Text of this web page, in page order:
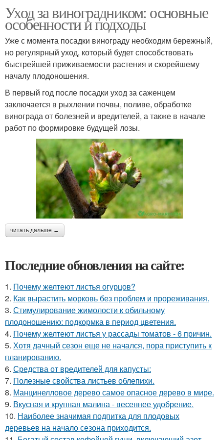
Уход за виноградником: основные
особенности и подходы
Уже с момента посадки винограду необходим бережный,
но регулярный уход, который будет способствовать
быстрейшей приживаемости растения и скорейшему
началу плодоношения.
В первый год после посадки уход за саженцем
заключается в рыхлении почвы, поливе, обработке
винограда от болезней и вредителей, а также в начале
работ по формировке будущей лозы.
читать дальше →
Последние обновления на сайте:
1. Почему желтеют листья огурцов?
2. Как вырастить морковь без проблем и прореживания.
3. Стимулирование жимолости к обильному
плодоношению: подкормка в период цветения.
4. Почему желтеют листья у рассады томатов - 6 причин.
5. Хотя дачный сезон еще не начался, пора приступить к
планированию.
6. Средства от вредителей для капусты:
7. Полезные свойства листьев облепихи.
8. Манцинелловое дерево самое опасное дерево в мире.
9. Вкусная и крупная малина - весеннее удобрение.
10. Наиболее значимая подпитка для плодовых
деревьев на начало сезона приходится.